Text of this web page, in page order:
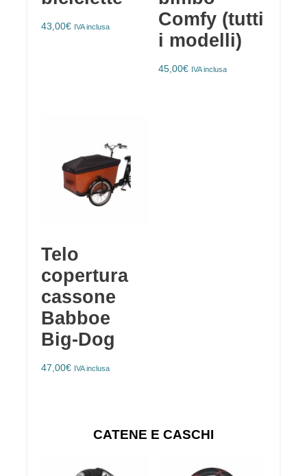
43,00€ IVA inclusa
Comfy (tutti
i modelli)
45,00€ IVA inclusa
Telo
copertura
cassone
Babboe
Big-Dog
47,00€ IVA inclusa
CATENE E CASCHI